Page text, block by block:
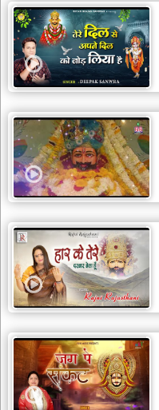
दयाल
भजन
bawa
lal
dayal
bhajans
शनि
देव
भजन
shani
dev
bhajans
आज
का
भजन
bhajan
day
भजन
जोड़ें
add
bhajans